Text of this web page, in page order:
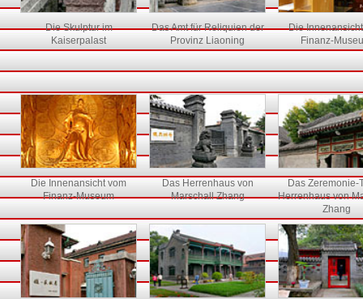
Die Skulptur im
Kaiserpalast
Das Amt für Reliquien der
Provinz Liaoning
Die
Finanz-
Die Innenansicht vom
Finanz-Museum
Das Herrenhaus von
Marschall Zhang
Das Zeremonie-
Herrenhaus von
Zhang